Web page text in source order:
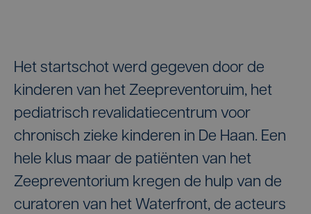
Het startschot werd gegeven door de
kinderen van het Zeepreventoruim, het
pediatrisch revalidatiecentrum voor
chronisch zieke kinderen in De Haan. Een
hele klus maar de patiënten van het
Zeepreventorium kregen de hulp van de
curatoren van het Waterfront, de acteurs